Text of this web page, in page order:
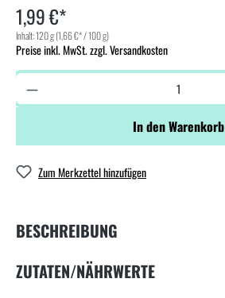
1,99 €*
Inhalt:120 g(1,66 €* / 100 g)
Preise inkl. MwSt. zzgl. Versandkosten
In den Warenkorb
Zum Merkzettel hinzufügen
BESCHREIBUNG
ZUTATEN/NÄHRWERTE